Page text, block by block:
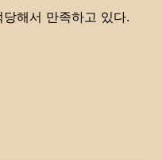
해서 만족하고 있다.